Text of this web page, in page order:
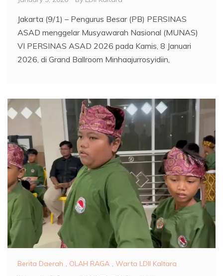
Jakarta (9/1) – Pengurus Besar (PB) PERSINAS
ASAD menggelar Musyawarah Nasional (MUNAS)
VI PERSINAS ASAD 2026 pada Kamis, 8 Januari
2026, di Grand Ballroom Minhaajurrosyidiin,
Berita Daerah , OLAH RAGA , Warta LDII Kaltara